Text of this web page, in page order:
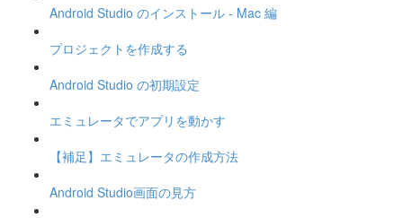
Android Studio のインストール - Mac 編
プロジェクトを作成する
Android Studio の初期設定
エミュレータでアプリを動かす
【補足】エミュレータの作成方法
Android Studio画面の見方